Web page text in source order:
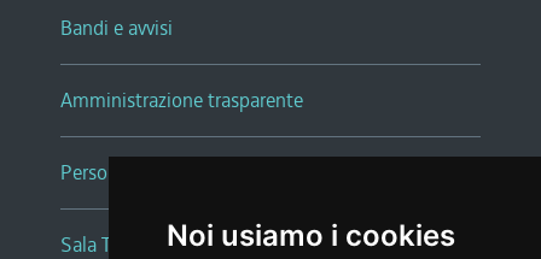
Noi usiamo i cookies
Bandi e avvisi
Amministrazione trasparente
Persone e Uffici
Sala Tiziano Tessitori